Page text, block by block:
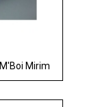
Mirim